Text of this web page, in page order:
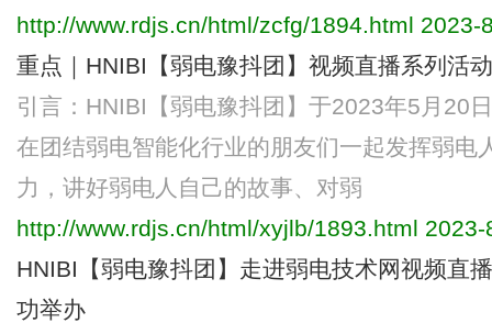
http://www.rdjs.cn/html/zcfg/1894.html 2023-
重点｜HNIBI【弱电豫抖团】视频直播系列活
引言：HNIBI【弱电豫抖团】于2023年5月20
在团结弱电智能化行业的朋友们一起发挥弱电
力，讲好弱电人自己的故事、对弱
http://www.rdjs.cn/html/xyjlb/1893.html 2023-
HNIBI【弱电豫抖团】走进弱电技术网视频直
功举办